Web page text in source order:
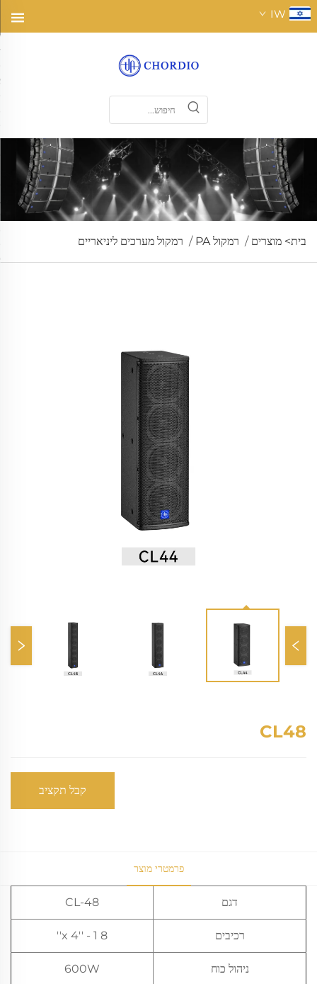
IW
בית> מוצרים / רמקול PA / רמקול מערכים ליניאריים
CL48
קבל תקציב
פרמטרי מוצר
דגם CL-48
רכיבים 8 x 4'' - 1''
ניהול כוח 600W